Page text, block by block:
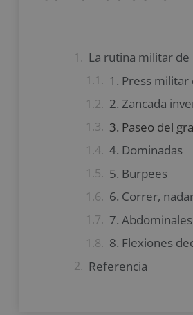
La rutina militar de
1. Press
2. Zancada
3. Paseo del
4. Dominadas
5. Burpees
6. Correr,
7.
8. Flexiones
Referencia